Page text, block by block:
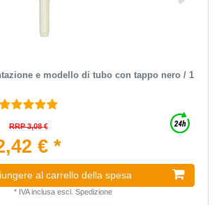
e modello di tubo con tappo nero / 1
RRP 3,08 €
€ *
al carrello della spesa
* IVA inclusaescl. Spedizione